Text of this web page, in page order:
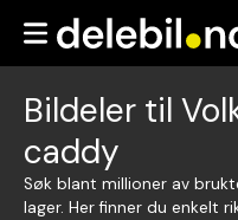
Bildeler til
caddy
Søk blant millioner av
lager. Her finner du enkelt